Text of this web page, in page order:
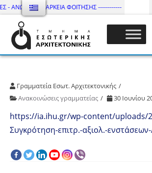
- ΑΝΩΤΑΤΗ ΔΙΑΡΚΕΙΑ ΦΟΙΤΗΣΗΣ ------------
Τμήμα Εσωτ. Αρχιτεκτονικής –
Γραμματεία Εσωτ. Αρχιτεκτονικής
Ανακοινώσεις γραμματείας
30 Ιουνίου
https://ia.ihu.gr/wp-content/uploads/
Συγκρότηση-επιτρ.-αξιολ.-